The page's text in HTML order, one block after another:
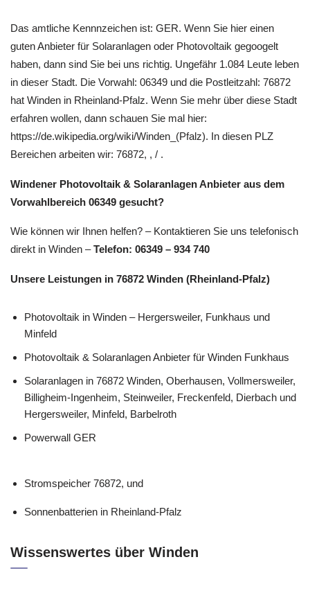
Das amtliche Kennnzeichen ist: GER. Wenn Sie hier einen
guten Anbieter für Solaranlagen oder Photovoltaik gegoogelt
haben, dann sind Sie bei uns richtig. Ungefähr 1.084 Leute leben
in dieser Stadt. Die Vorwahl: 06349 und die Postleitzahl: 76872
hat Winden in Rheinland-Pfalz. Wenn Sie mehr über diese Stadt
erfahren wollen, dann schauen Sie mal hier:
https://de.wikipedia.org/wiki/Winden_(Pfalz). In diesen PLZ
Bereichen arbeiten wir: 76872, , / .
Windener Photovoltaik & Solaranlagen Anbieter aus dem
Vorwahlbereich 06349 gesucht?
Wie können wir Ihnen helfen? – Kontaktieren Sie uns telefonisch
direkt in Winden –Telefon: 06349 – 934 740
Unsere Leistungen in 76872 Winden (Rheinland-Pfalz)
Photovoltaik in Winden – Hergersweiler, Funkhaus und
Minfeld
Photovoltaik & Solaranlagen Anbieter für Winden Funkhaus
Solaranlagen in 76872 Winden, Oberhausen, Vollmersweiler,
Billigheim-Ingenheim, Steinweiler, Freckenfeld, Dierbach und
Hergersweiler, Minfeld, Barbelroth
Powerwall GER
Stromspeicher 76872, und
Sonnenbatterien in Rheinland-Pfalz
Wissenswertes über Winden